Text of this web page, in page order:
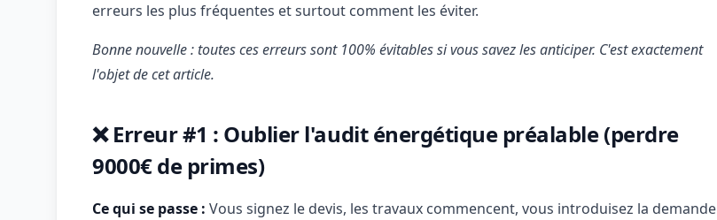
erreurs les plus fréquentes et surtout comment les éviter.
Bonne nouvelle : toutes ces erreurs sont 100% évitables si vous savez les anticiper. C'est exactement
l'objet de cet article.
❌ Erreur #1 : Oublier l'audit énergétique préalable (perdre
9000€ de primes)
Ce qui se passe : Vous signez le devis, les travaux commencent, vous introduisez la demande